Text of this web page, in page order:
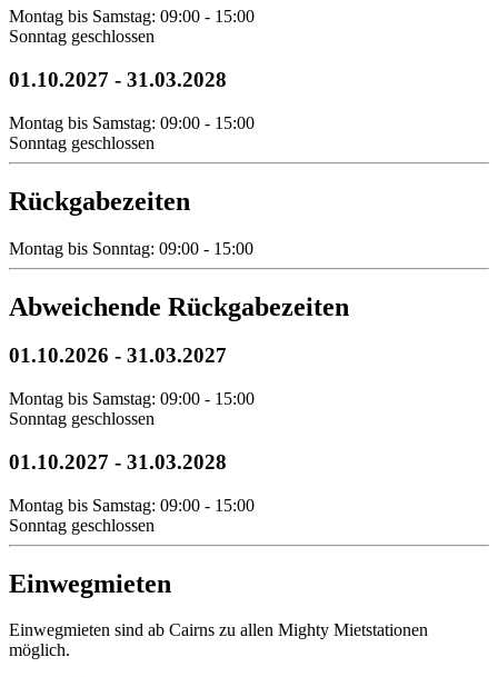
Montag bis Samstag: 09:00 - 15:00
Sonntag geschlossen
01.10.2027 - 31.03.2028
Montag bis Samstag: 09:00 - 15:00
Sonntag geschlossen
Rückgabezeiten
Montag bis Sonntag: 09:00 - 15:00
Abweichende Rückgabezeiten
01.10.2026 - 31.03.2027
Montag bis Samstag: 09:00 - 15:00
Sonntag geschlossen
01.10.2027 - 31.03.2028
Montag bis Samstag: 09:00 - 15:00
Sonntag geschlossen
Einwegmieten
Einwegmieten sind ab Cairns zu allen Mighty Mietstationen
möglich.